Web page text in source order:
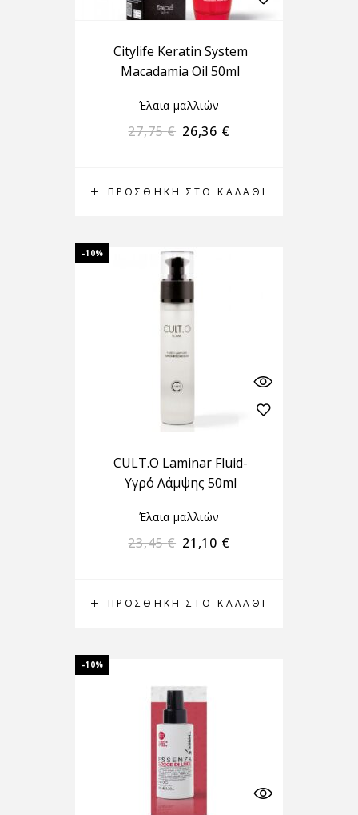
ΠΡΟΣΘΉΚΗ ΣΤΟ ΚΑΛΆΘΙ
Citylife Keratin System
Macadamia Oil 50ml
Έλαια μαλλιών
27,75€ 26,36 €
-10%
ΠΡΟΣΘΉΚΗ ΣΤΟ ΚΑΛΆΘΙ
CULT.O Laminar Fluid-
Υγρό Λάμψης 50ml
Έλαια μαλλιών
23,45€ 21,10 €
-10%